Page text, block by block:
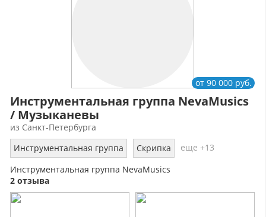
Инструментальная группа NevaMusics
/ Музыканевы
от 90 000 руб.
из Санкт-Петербурга
Инструментальная группа
Скрипка
еще +13
Инструментальная группа NevaMusics
2 отзыва